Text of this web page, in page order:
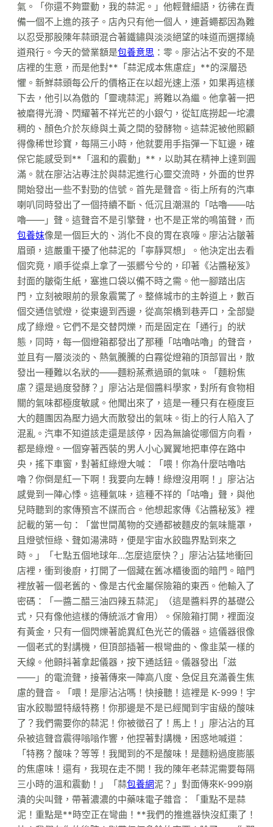
氣。「你還不夠靈動，我的蒜泥。」他輕聲細語，彷彿在責
備一個不上進的孩子。店內只有他一個人，連蒼蠅都因為難
以忍受那股陳年蒜頭混合著鐵鏽與淡淡絕望的味道而選擇繞
道飛行。今天的營業額是包養意思 ：零。廖沾沾不安的不是
店裡的生意，而是他對**「蒜泥成本焦慮症」**的深層恐
懼。新鮮蒜頭每公斤的價格正在以超光速上漲，如果再這樣
下去，他引以為傲的「靈魂蒜泥」將難以為繼。他拿著一把
被磨得光滑、閃耀著不祥光芒的小銀勺，從缸底撈起一坨濃
稠的、顏色介於灰綠與土黃之間的發酵物。這蒜泥被他照顧
得像稀世珍寶，每隔三小時，他就要用手指彈一下缸邊，確
保它能感受到**「溫和的震動」**，以助其在精神上達到圓
滿。就在廖沾沾專注於與蒜泥進行心靈交流時，外面的世界
開始發出一些不對勁的信號。首先是聲音。街上所有的汽車
喇叭同時發出了一個持續不斷、低沉且潮濕的「咕嚕——咕
嚕——」聲。這聲音不是引擎聲，也不是正常的鳴笛聲，而
包養妹像是一個巨大的、消化不良的胃在哀嚎。廖沾沾皺著
眉頭，這嚴重干擾了他蒜泥的「寧靜冥想」。他決定出去看
個究竟，順手從桌上拿了一張髒兮兮的，印著《沾醬秘笈》
封面的皺衛生紙，塞進口袋以備不時之需。他一腳踏出店
門，立刻被眼前的景象震驚了。整條城市的主幹道上，數百
個交通信號燈，從東邊到西邊，從高架橋到巷弄口，全部變
成了綠燈。它們不是交替閃爍，而是固定在「通行」的狀
態，同時，每一個燈箱都發出了那種「咕嚕咕嚕」的聲音，
並且有一層淡淡的、熱氣騰騰的白霧從燈箱的頂部冒出，散
發出一種難以名狀的——麵粉蒸煮過頭的氣味。「麵粉焦
慮？還是過度發酵？」廖沾沾是個醬料學家，對所有食物相
關的氣味都極度敏感。他聞出來了，這是一種只有在極度巨
大的麵團因為壓力過大而散發出的氣味。街上的行人陷入了
混亂。汽車不知道該走還是該停，因為無論從哪個方向看，
都是綠燈。一個穿著西裝的男人小心翼翼地把車停在路中
央，搖下車窗，對著紅綠燈大喊：「喂！你為什麼咕嚕咕
嚕？你倒是紅一下啊！我要向左轉！綠燈沒用啊！」廖沾沾
感覺到一陣心悸。這種氣味，這種不祥的「咕嚕」聲，與他
兒時聽到的家傳預言不謀而合。他想起家傳《沾醬秘笈》裡
記載的第一句：「當世間萬物的交通都被麵皮的氣味籠罩，
且燈號恒綠、聲如湯沸時，便是宇宙水餃臨界點到來之
時。」「七點五個地球年…怎麼這麼快？」廖沾沾猛地衝回
店裡，衝到後廚，打開了一個藏在舊冰櫃後面的暗門。暗門
裡放著一個老舊的、像是古代金屬保險箱的東西。他輸入了
密碼：「一醬二醋三油四辣五蒜泥」（這是醬料界的基礎公
式，只有像他這樣的傳統派才會用）。保險箱打開，裡面沒
有黃金，只有一個閃爍著詭異紅色光芒的儀器。這儀器很像
一個老式的對講機，但頂部插著一根彎曲的、像韭菜一樣的
天線。他顫抖著拿起儀器，按下通話鈕。儀器發出「滋
——」的電流聲，接著傳來一陣高八度、急促且充滿養生焦
慮的聲音。「喂！是廖沾沾嗎！快接聽！這裡是 K-999！宇
宙水餃聯盟特級特務！你那邊是不是已經聞到宇宙級的酸味
了？我們需要你的蒜泥！你被徵召了！馬上！」廖沾沾的耳
朵被這聲音震得嗡嗡作響，他捏著對講機，困惑地喊道：
「特務？酸味？等等！我聞到的不是酸味！是麵粉過度膨脹
的焦慮味！還有，我現在走不開！我的陳年老蒜泥需要每隔
三小時的溫和震動！」「蒜包養網泥？」對面傳來K-999崩
潰的尖叫聲，帶著濃濃的中藥味電子雜音：「重點不是蒜
泥！重點是**時空正在彎曲！**我們的推進器快沒紅棗了！